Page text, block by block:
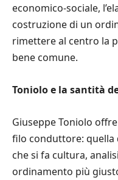
economico-sociale,
costruzione di un
rimettere al centro la
bene comune.
Toniolo e la santità
Giuseppe Toniolo
filo conduttore: quella
che si fa cultura,
ordinamento più